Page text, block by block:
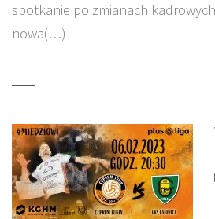
spotkanie po zmianach
nowa(…)